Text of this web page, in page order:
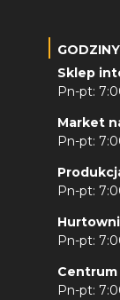
Sklep
Pn-pt:
Market
Pn-pt:
Pn-pt:
Pn-pt:
Pn-pt: